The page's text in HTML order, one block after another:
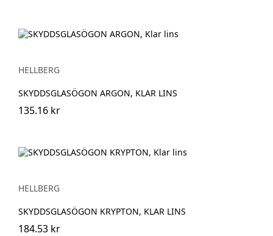
HELLBERG
SKYDDSGLASÖGON ARGON, KLAR LINS
135.16 kr
HELLBERG
SKYDDSGLASÖGON KRYPTON, KLAR LINS
184.53 kr